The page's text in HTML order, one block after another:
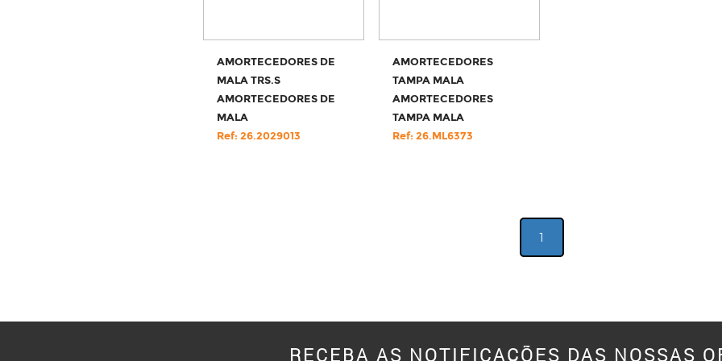
AMORTECEDORES DE
MALA TRS.S
AMORTECEDORES DE
MALA
Ref: 26.2029013
AMORTECEDORES
TAMPA MALA
AMORTECEDORES
TAMPA MALA
Ref: 26.ML6373
1
RECEBA AS NOTIFICAÇÕES DAS NOSSAS